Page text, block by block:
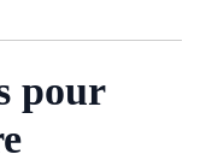
pour